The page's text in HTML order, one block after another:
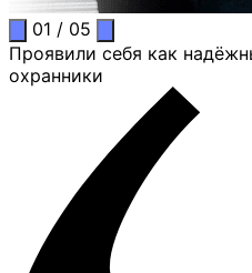
01 / 05
Проявили себя как
охранники